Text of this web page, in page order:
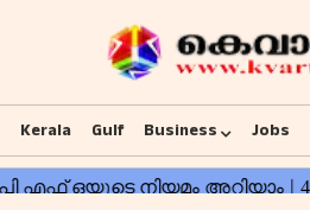
Kerala Gulf Business Jobs